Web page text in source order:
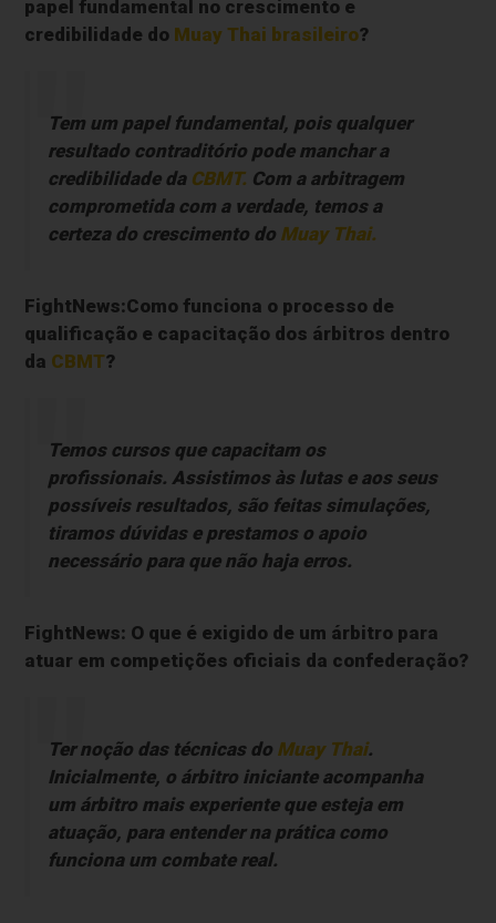
papel fundamental no crescimento e
credibilidade do Muay Thai brasileiro?
Tem um papel fundamental, pois qualquer
resultado contraditório pode manchar a
credibilidade da CBMT. Com a arbitragem
comprometida com a verdade, temos a
certeza do crescimento do Muay Thai.
FightNews:Como funciona o processo de
qualificação e capacitação dos árbitros dentro
da CBMT?
Temos cursos que capacitam os
profissionais. Assistimos às lutas e aos seus
possíveis resultados, são feitas simulações,
tiramos dúvidas e prestamos o apoio
necessário para que não haja erros.
FightNews: O que é exigido de um árbitro para
atuar em competições oficiais da confederação?
Ter noção das técnicas do Muay Thai.
Inicialmente, o árbitro iniciante acompanha
um árbitro mais experiente que esteja em
atuação, para entender na prática como
funciona um combate real.